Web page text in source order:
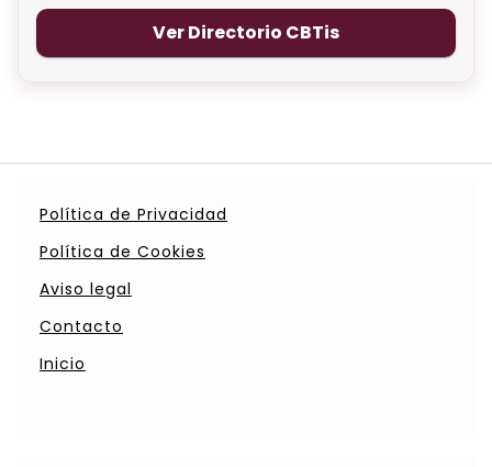
Ver Directorio CBTis
Política de Privacidad
Política de Cookies
Aviso legal
Contacto
Inicio